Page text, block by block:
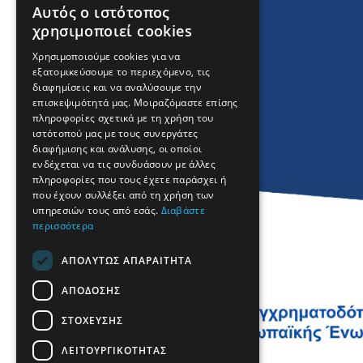
FRENCH
BULGARIAN
ROMANIAN
TURKISH
Αυτός ο ιστότοπος
χρησιμοποιεί cookies
Χρησιμοποιούμε cookies για να
εξατομικεύσουμε το περιεχόμενο, τις
διαφημίσεις και να αναλύσουμε την
επισκεψιμότητά μας. Μοιραζόμαστε επίσης
πληροφορίες σχετικά με τη χρήση του
ιστότοπού μας με τους συνεργάτες
διαφήμισης και ανάλυσης, οι οποίοι
ενδέχεται να τις συνδυάσουν με άλλες
πληροφορίες που τους έχετε παράσχει ή
που έχουν συλλέξει από τη χρήση των
υπηρεσιών τους από εσάς. Διαβάστε
περισσότερα
ΑΠΟΛΎΤΩΣ ΑΠΑΡΑΊΤΗΤΑ
ΑΠΌΔΟΣΗΣ
ΣΤΌΧΕΥΣΗΣ
ΛΕΙΤΟΥΡΓΙΚΌΤΗΤΑΣ